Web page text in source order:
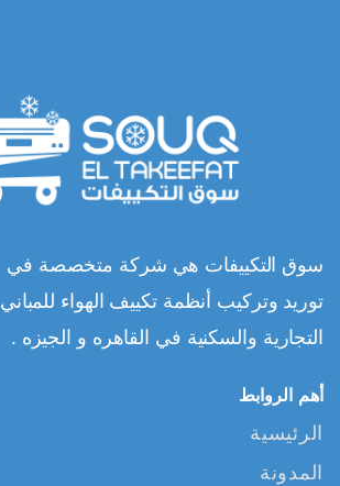
سوق التكييفات هي شركة متخصصة في
توريد وتركيب أنظمة تكييف الهواء للمباني
التجارية والسكنية في القاهره و الجيزه .
أهم الروابط
الرئيسية
المدونة